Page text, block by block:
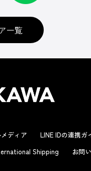
一覧
ディア
LINE IDの連携ガ
Shipping お問